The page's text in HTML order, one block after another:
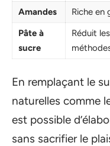
Amandes
Riche en
Pâte à
sucre
Réduit
En remplaçant le
naturelles comme
est possible
sans sacrifier le